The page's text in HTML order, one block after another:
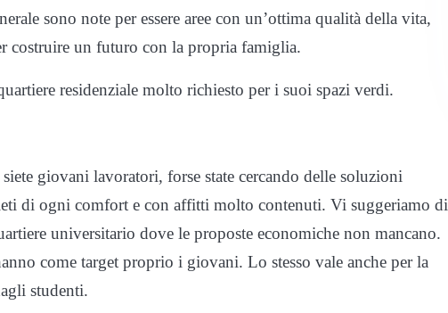
sono note per essere aree con un’ottima qualità della vita,
costruire un futuro con la propria famiglia.
residenziale molto richiesto per i suoi spazi verdi.
giovani lavoratori, forse state cercando delle soluzioni
di ogni comfort e con affitti molto contenuti. Vi suggeriamo di
universitario dove le proposte economiche non mancano.
come target proprio i giovani. Lo stesso vale anche per la
studenti.